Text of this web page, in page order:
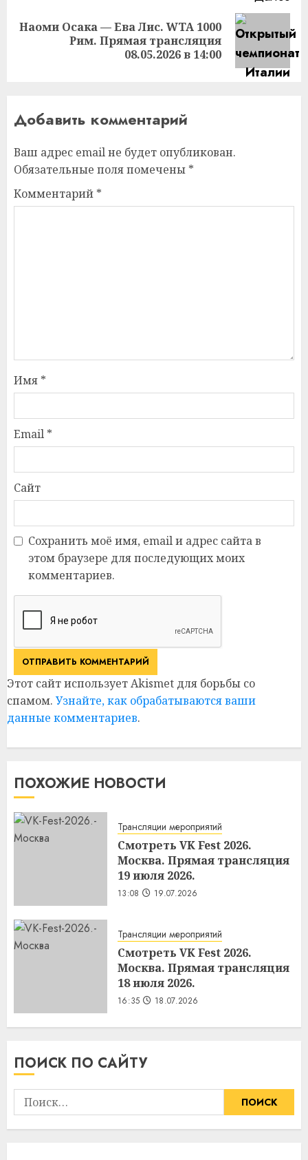
Следующая
Наоми Осака — Ева Лис. WTA 1000
Рим. Прямая трансляция
08.05.2026 в 14:00
Добавить комментарий
Ваш адрес email не будет опубликован.
Обязательные поля помечены *
Комментарий *
Имя *
Email *
Сайт
Сохранить моё имя, email и адрес сайта в
этом браузере для последующих моих
комментариев.
Этот сайт использует Akismet для борьбы со
спамом. Узнайте, как обрабатываются ваши
данные комментариев.
ПОХОЖИЕ НОВОСТИ
Трансляции мероприятий
Смотреть VK Fest 2026.
Москва. Прямая трансляция
19 июля 2026.
13:08 19.07.2026
Трансляции мероприятий
Смотреть VK Fest 2026.
Москва. Прямая трансляция
18 июля 2026.
16:35 18.07.2026
ПОИСК ПО САЙТУ
Найти: